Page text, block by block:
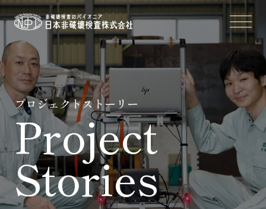
プロジェクトストーリー
Project
Stories